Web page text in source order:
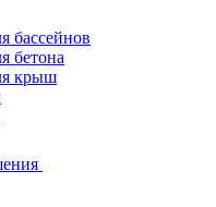
бассейнов
бетона
крыш